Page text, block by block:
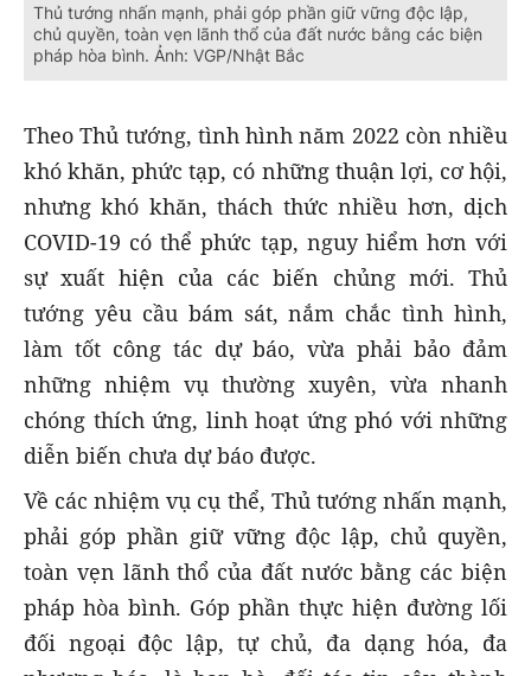
Thủ tướng nhấn mạnh, phải góp phần giữ vững độc lập,
chủ quyền, toàn vẹn lãnh thổ của đất nước bằng các biện
pháp hòa bình. Ảnh: VGP/Nhật Bắc
Theo Thủ tướng, tình hình năm 2022 còn nhiều
khó khăn, phức tạp, có những thuận lợi, cơ hội,
nhưng khó khăn, thách thức nhiều hơn, dịch
COVID-19 có thể phức tạp, nguy hiểm hơn với
sự xuất hiện của các biến chủng mới. Thủ
tướng yêu cầu bám sát, nắm chắc tình hình,
làm tốt công tác dự báo, vừa phải bảo đảm
những nhiệm vụ thường xuyên, vừa nhanh
chóng thích ứng, linh hoạt ứng phó với những
diễn biến chưa dự báo được.
Về các nhiệm vụ cụ thể, Thủ tướng nhấn mạnh,
phải góp phần giữ vững độc lập, chủ quyền,
toàn vẹn lãnh thổ của đất nước bằng các biện
pháp hòa bình. Góp phần thực hiện đường lối
đối ngoại độc lập, tự chủ, đa dạng hóa, đa